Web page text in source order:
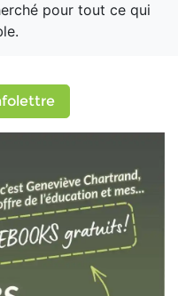
pour tout ce qui